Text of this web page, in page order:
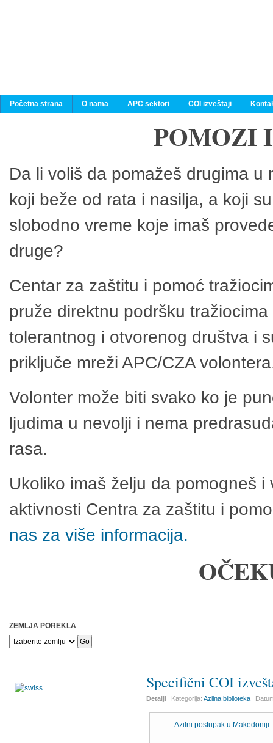
Početna strana O nama APC sektori COI izveštaji
POMOZI
Da li voliš da pomažeš drugima
koji beže od rata i nasilja, a koji
slobodno vreme koje imaš
druge?
Centar za zaštitu i pomoć
pruže direktnu podršku
tolerantnog i otvorenog društva i
priključe mreži APC/CZA
Volonter može biti svako ko je
ljudima u nevolji i nema
rasa.
Ukoliko imaš želju da pomogneš
aktivnosti Centra za zaštitu i
nas za više informacija.
ZEMLJA POREKLA
Specifični COI
Detalji Kategorija:Azilna biblioteka
Azilni postupak u Makedoniji